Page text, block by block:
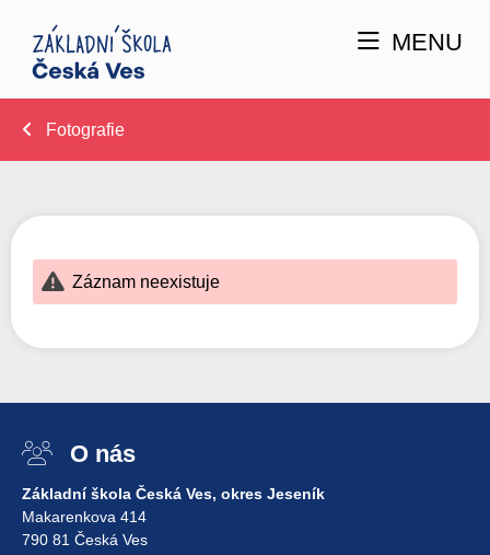
MENU
Fotografie
Záznam neexistuje
O nás
Základní škola Česká Ves, okres Jeseník
Makarenkova 414
790 81 Česká Ves